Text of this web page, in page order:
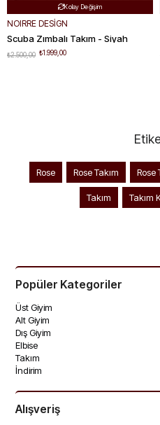
Kolay Değişim
NOIRRE DESİGN
Scuba Zımbalı Takım - Siyah
₺1.999,00
₺2.500,00
🚚3 saat 7 dakika
verirsen bugün kargoda
Rose Rose Takım Rose
Takım Takım
Popüler Kategoriler
Üst Giyim
Alt Giyim
Dış Giyim
Elbise
Takım
İndirim
Alışveriş